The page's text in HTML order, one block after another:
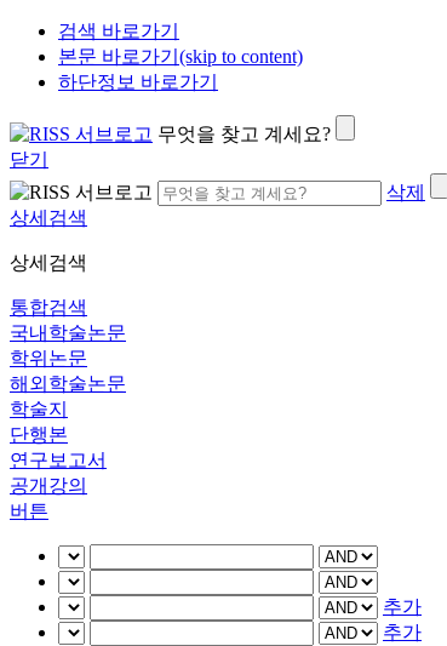
검색 바로가기
본문 바로가기(skip to content)
하단정보 바로가기
무엇을 찾고 계세요?
닫기
삭제
상세검색
상세검색
통합검색
국내학술논문
학위논문
해외학술논문
학술지
단행본
연구보고서
공개강의
버튼
추가
추가